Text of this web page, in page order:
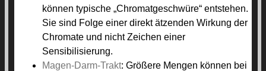
können typische „Chromatgeschwüre“ entstehen.
Sie sind Folge einer direkt ätzenden Wirkung der
Chromate und nicht Zeichen einer
Sensibilisierung.
Magen-Darm-Trakt: Größere Mengen können bei